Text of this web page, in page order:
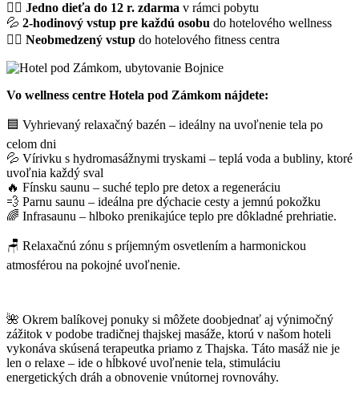
💆‍♀️ Jedno dieťa do 12 r. zdarma v rámci pobytu
💦 2-hodinový vstup pre každú osobu do hotelového wellness
🏋️‍♀️ Neobmedzený vstup do hotelového fitness centra
Vo wellness centre Hotela pod Zámkom nájdete:
🟦 Vyhrievaný relaxačný bazén – ideálny na uvoľnenie tela po
celom dni
💦 Vírivku s hydromasážnymi tryskami – teplá voda a bubliny, ktoré
uvoľnia každý sval
🔥 Fínsku saunu – suché teplo pre detox a regeneráciu
💨 Parnu saunu – ideálna pre dýchacie cesty a jemnú pokožku
🌈 Infrasaunu – hlboko prenikajúce teplo pre dôkladné prehriatie.
🪑 Relaxačnú zónu s príjemným osvetlením a harmonickou
atmosférou na pokojné uvoľnenie.
🌺 Okrem balíkovej ponuky si môžete doobjednať aj výnimočný
zážitok v podobe tradičnej thajskej masáže, ktorú v našom hoteli
vykonáva skúsená terapeutka priamo z Thajska. Táto masáž nie je
len o relaxe – ide o hĺbkové uvoľnenie tela, stimuláciu
energetických dráh a obnovenie vnútornej rovnováhy.